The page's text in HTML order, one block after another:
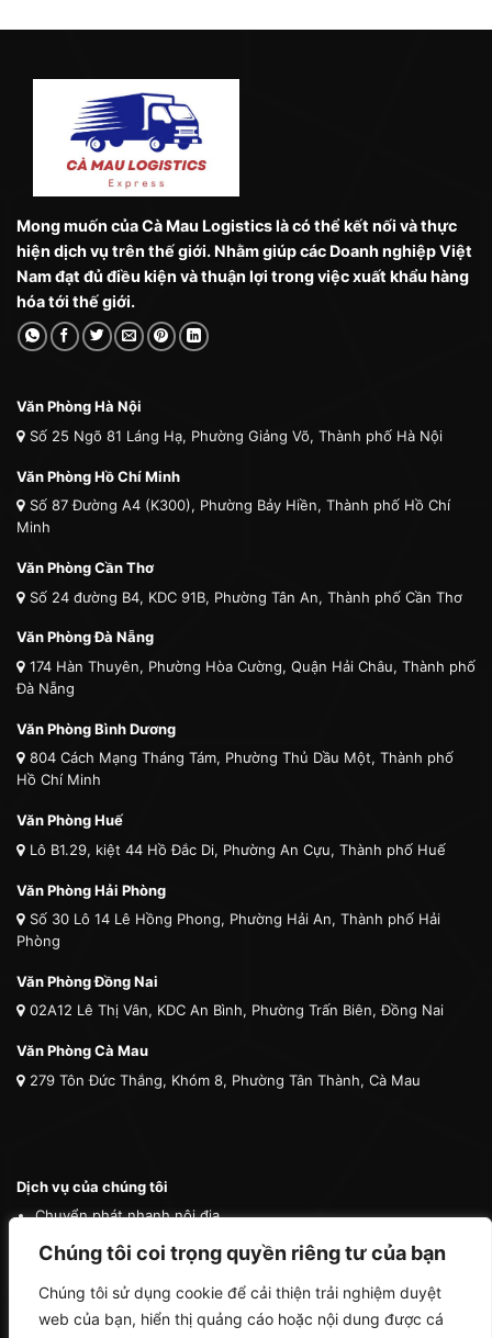
Chúng tôi coi trọng quyền riêng tư của bạn
Chúng tôi sử dụng cookie để cải thiện trải nghiệm duyệt
web của bạn, hiển thị quảng cáo hoặc nội dung được cá
Mong muốn của Cà Mau Logistics là có thể kết nối và thực
hiện dịch vụ trên thế giới. Nhằm giúp các Doanh nghiệp Việt
Nam đạt đủ điều kiện và thuận lợi trong việc xuất khẩu hàng
hóa tới thế giới.
Văn Phòng Hà Nội
Số 25 Ngõ 81 Láng Hạ, Phường Giảng Võ, Thành phố Hà Nội
Văn Phòng Hồ Chí Minh
Số 87 Đường A4 (K300), Phường Bảy Hiền, Thành phố Hồ Chí
Minh
Văn Phòng Cần Thơ
Số 24 đường B4, KDC 91B, Phường Tân An, Thành phố Cần Thơ
Văn Phòng Đà Nẵng
174 Hàn Thuyên, Phường Hòa Cường, Quận Hải Châu, Thành phố
Đà Nẵng
Văn Phòng Bình Dương
804 Cách Mạng Tháng Tám, Phường Thủ Dầu Một, Thành phố
Hồ Chí Minh
Văn Phòng Huế
Lô B1.29, kiệt 44 Hồ Đắc Di, Phường An Cựu, Thành phố Huế
Văn Phòng Hải Phòng
Số 30 Lô 14 Lê Hồng Phong, Phường Hải An, Thành phố Hải
Phòng
Văn Phòng Đồng Nai
02A12 Lê Thị Vân, KDC An Bình, Phường Trấn Biên, Đồng Nai
Văn Phòng Cà Mau
279 Tôn Đức Thắng, Khóm 8, Phường Tân Thành, Cà Mau
Dịch vụ của chúng tôi
Chuyển phát nhanh nội địa
Chuyển phát nhanh quốc tế
Vận chuyển thú cưng